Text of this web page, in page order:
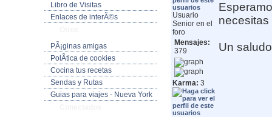
Libro de Visitas
Enlaces de interÃ©s
PÃ¡ginas amigas
PolÃ­tica de cookies
Cocina tus recetas
Sendas y Rutas
Guias para viajes - Nueva York
Usuario
Senior en el
foro
Mensajes:
379
Karma: 3
Un saludo